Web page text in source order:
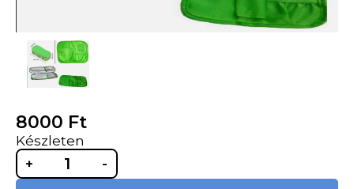
8000 Ft
Készleten
+
-